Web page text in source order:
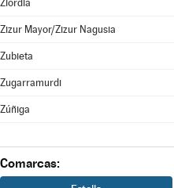
Ziordia
Zizur Mayor/Zizur Nagusia
Zubieta
Zugarramurdi
Zúñiga
Comarcas: